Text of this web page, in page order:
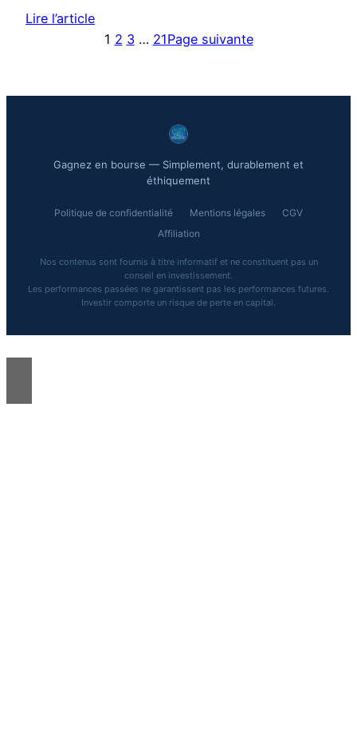
Lire l’article
1 2 3 … 21Page suivante
Gagnez en bourse — Simplement, durablement et
éthiquement
Politique de confidentialité Mentions légales
CGV
Affiliation
Nos contenus sont fournis à titre informatif et ne constituent pas un
conseil en investissement.
Les performances passées ne garantissent pas les performances futures.
Investir comporte un risque de perte en capital.